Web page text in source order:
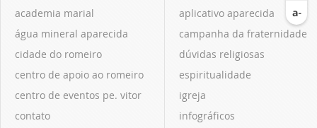
academia marial
água mineral aparecida
cidade do romeiro
centro de apoio ao romeiro
centro de eventos pe. vitor
contato
aplicativo aparecida
campanha da fraternidade
dúvidas religiosas
espiritualidade
igreja
infográficos